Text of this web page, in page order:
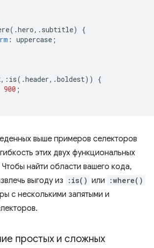
(.hero,. subtitle)
{
: uppercase ;
,: is(.header,.boldest))
{
900 ;
выше примеров селекторов
этих двух функциональных
найти области вашего кода,
выгоду из
:is() или :where()
с несколькими запятыми и
простых и сложных